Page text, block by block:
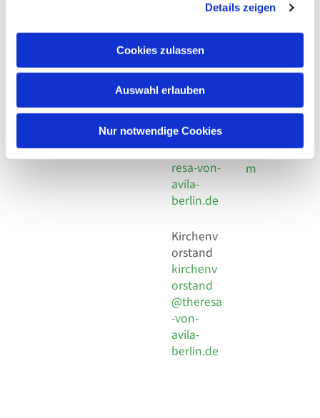
Details zeigen
Cookies zulassen
Auswahl erlauben
Nur notwendige Cookies
Kirchengemeinde Pfarrei
Hl. Theresa von Avila Berlin
Leitender Pfarrer - Norbert
Behaimstr. 39
Telefon
+49 30
924 64 28
Fax +49
30 924 54
18
E-Mail
info@the
resa-von-
avila-
berlin.de
Kirchenv
orstand
kirchenv
orstand
@theresa
-von-
avila-
berlin.de
Datensch
utz
Social
Impressu
m